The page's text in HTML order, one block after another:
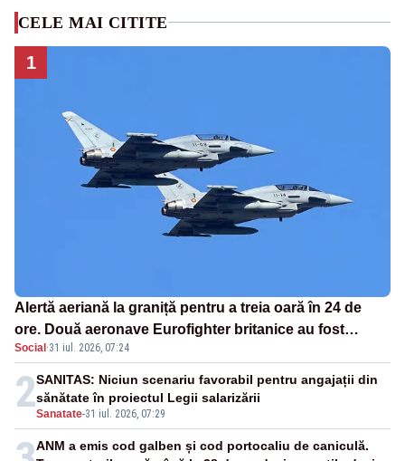
CELE MAI CITITE
1
Alertă aeriană la graniță pentru a treia oară în 24 de
ore. Două aeronave Eurofighter britanice au fost
ridicate de la sol
Social ·31 iul. 2026, 07:24
2Sanatate-31 iul. 2026, 07:29
SANITAS: Niciun scenariu favorabil pentru angajații din
sănătate în proiectul Legii salarizării
ANM a emis cod galben și cod portocaliu de caniculă.